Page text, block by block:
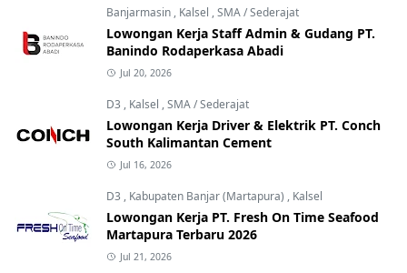
Banjarmasin , Kalsel ,SMA / Sederajat
Lowongan Kerja Staff Admin & Gudang PT.
Banindo Rodaperkasa Abadi
Jul 20, 2026
D3 , Kalsel ,SMA / Sederajat
Lowongan Kerja Driver & Elektrik PT. Conch
South Kalimantan Cement
Jul 16, 2026
D3 , Kabupaten Banjar (Martapura) , Kalsel
Lowongan Kerja PT. Fresh On Time Seafood
Martapura Terbaru 2026
Jul 21, 2026